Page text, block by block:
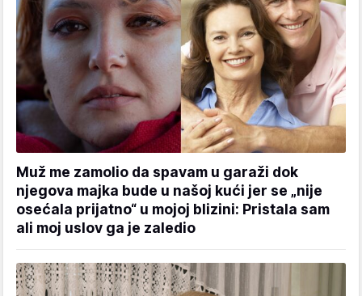
Muž me zamolio da spavam u garaži dok
njegova majka bude u našoj kući jer se „nije
osećala prijatno“ u mojoj blizini: Pristala sam
ali moj uslov ga je zaledio